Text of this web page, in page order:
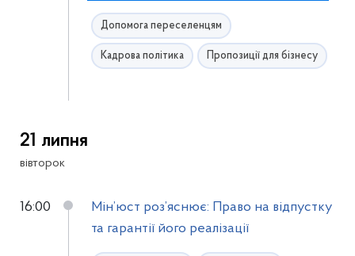
Допомога переселенцям
Кадрова політика Пропозиції для бізнесу
21 липня
вівторок
16:00
Мін’юст роз’яснює: Право на відпустку
та гарантії його реалізації